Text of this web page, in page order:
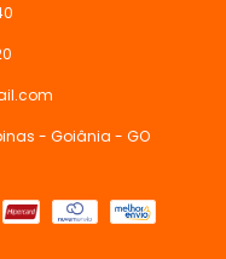
- Goiânia - GO